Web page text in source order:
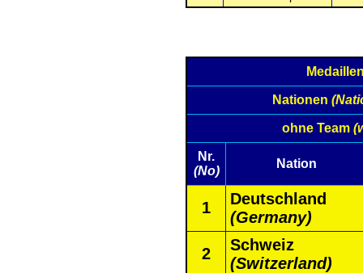
Nationen
ohne Team
Nr.
(No)
Nation
1
Deutschland
(Germany)
2
Schweiz
(Switzerland)